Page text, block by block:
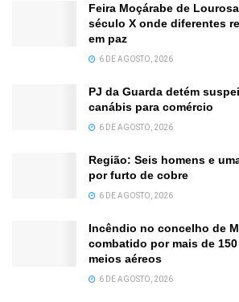
Feira Moçárabe de
século X onde diferentes
em paz
6 DE AGOSTO, 2026
PJ da Guarda detém
canábis para comércio
6 DE AGOSTO, 2026
Região: Seis homens e
por furto de cobre
6 DE AGOSTO, 2026
Incêndio no concelho de
combatido por mais de
meios aéreos
6 DE AGOSTO, 2026